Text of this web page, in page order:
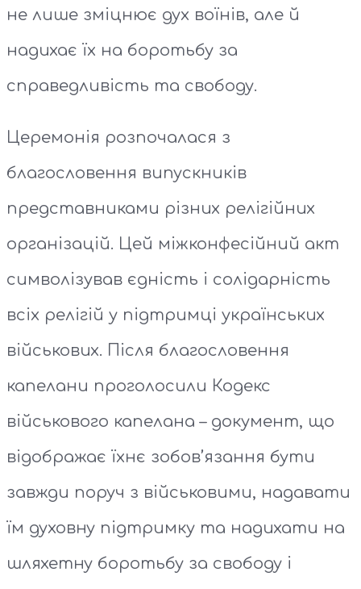
не лише зміцнює дух воїнів, але й
надихає їх на боротьбу за
справедливість та свободу.
Церемонія розпочалася з
благословення випускників
представниками різних релігійних
організацій. Цей міжконфесійний акт
символізував єдність і солідарність
всіх релігій у підтримці українських
військових. Після благословення
капелани проголосили Кодекс
військового капелана – документ, що
відображає їхнє зобов’язання бути
завжди поруч з військовими, надавати
їм духовну підтримку та надихати на
шляхетну боротьбу за свободу і